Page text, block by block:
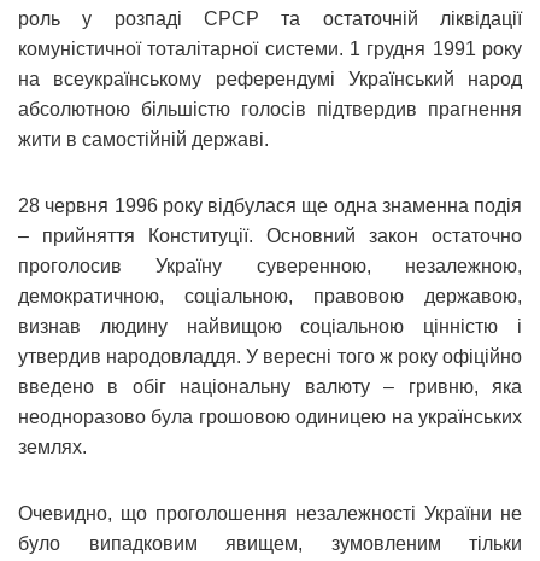
роль у розпаді СРСР та остаточній ліквідації
комуністичної тоталітарної системи. 1 грудня 1991 року
на всеукраїнському референдумі Український народ
абсолютною більшістю голосів підтвердив прагнення
жити в самостійній державі.
28 червня 1996 року відбулася ще одна знаменна подія
– прийняття Конституції. Основний закон остаточно
проголосив Україну суверенною, незалежною,
демократичною, соціальною, правовою державою,
визнав людину найвищою соціальною цінністю і
утвердив народовладдя. У вересні того ж року офіційно
введено в обіг національну валюту – гривню, яка
неодноразово була грошовою одиницею на українських
землях.
Очевидно, що проголошення незалежності України не
було випадковим явищем, зумовленим тільки